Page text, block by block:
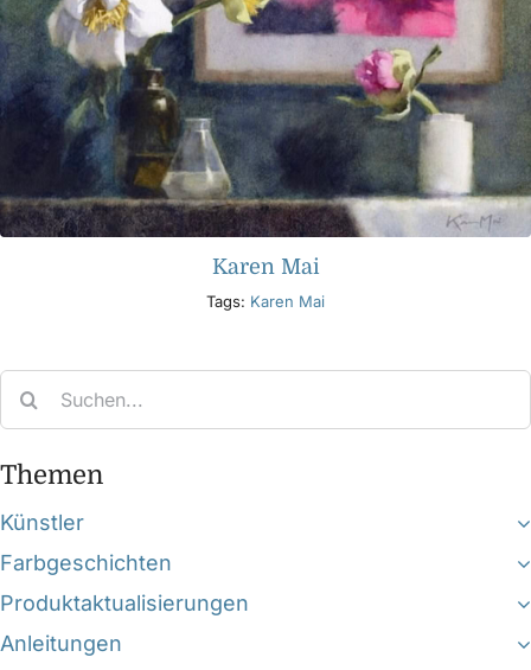
Karen Mai
Tags: Karen Mai
Themen
Künstler
Farbgeschichten
Produktaktualisierungen
Anleitungen